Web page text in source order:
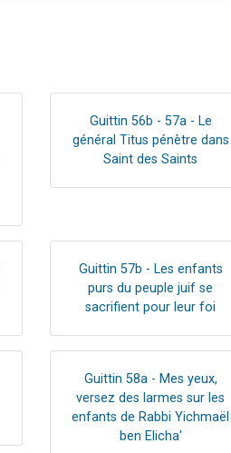
Guittin 56b - 57a - Le
général Titus pénètre dans
Saint des Saints
Guittin 57b - Les enfants
purs du peuple juif se
sacrifient pour leur foi
Guittin 58a - Mes yeux,
versez des larmes sur les
enfants de Rabbi Yichmaël
ben Elicha'